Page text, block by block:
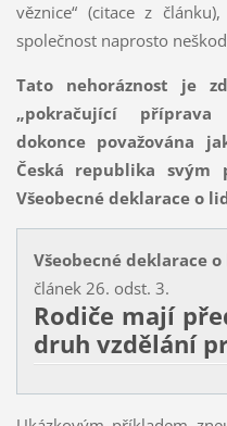
věznice“ (citace z
společnost naprosto
Tato nehoráznost je
„pokračující
dokonce považována
Česká republika svým
Všeobecné deklarace o
Všeobecné deklarace
článek 26. odst. 3.
Rodiče mají
druh vzdělání